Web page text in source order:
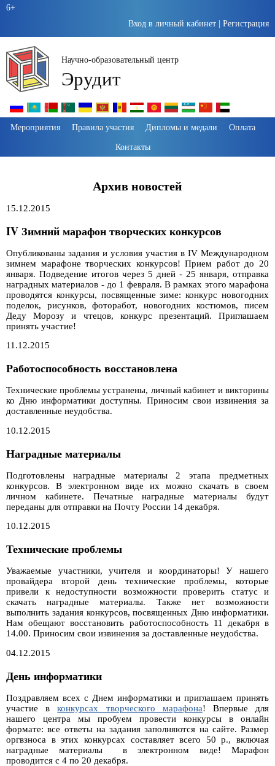
6+
Вход в личный кабинет
Регистрация
Научно-образовательный центр
Эрудит
Пропустить
навигацию
Мероприятия Правила участия Дипломы и медали
Оплата
Контакты
Архив новостей
15.12.2015
IV Зимний марафон творческих конкурсов
Опубликованы задания и условия участия в IV Международном
зимнем марафоне творческих конкурсов! Прием работ до 20
января. Подведение итогов через 5 дней - 25 января, отправка
наградных материалов - до 1 февраля. В рамках этого марафона
проводятся конкурсы, посвященные зиме: конкурс новогодних
поделок, рисунков, фоторабот, новогодних костюмов, писем
Деду Морозу и чтецов, конкурс презентаций. Приглашаем
принять участие!
11.12.2015
Работоспособность восстановлена
Технические проблемы устранены, личный кабинет и викторины
ко Дню информатики доступны. Приносим свои извинения за
доставленные неудобства.
10.12.2015
Наградные материалы
Подготовлены наградные материалы 2 этапа предметных
конкурсов. В электронном виде их можно скачать в своем
личном кабинете. Печатные наградные материалы будут
переданы для отправки на Почту России 14 декабря.
10.12.2015
Технические проблемы
Уважаемые участники, учителя и координаторы! У нашего
провайдера второй день технические проблемы, которые
привели к недоступности возможности проверить статус и
скачать наградные материалы. Также нет возможности
выполнить задания конкурсов, посвященных Дню информатики.
Нам обещают восстановить работоспособность 11 декабря в
14.00. Приносим свои извинения за доставленные неудобства.
04.12.2015
День информатики
Поздравляем всех с Днем информатики и приглашаем принять
участие вконкурсах творческого марафона! Впервые для
нашего центра мы пробуем провести конкурсы в онлайн
формате: все ответы на задания заполняются на сайте. Размер
оргвзноса в этих конкурсах составляет всего 50 р., включая
наградные материалы в электронном виде! Марафон
проводится с 4 по 20 декабря.